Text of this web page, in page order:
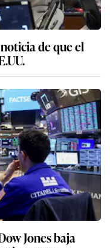
de que el
Jones baja